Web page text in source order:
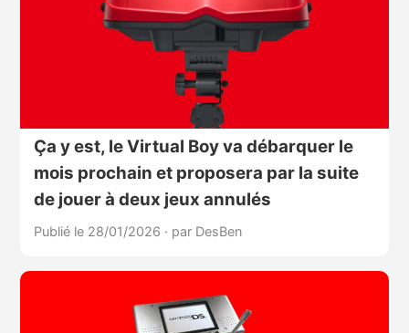
Ça y est, le Virtual Boy va débarquer le
mois prochain et proposera par la suite
de jouer à deux jeux annulés
Publié le 28/01/2026 · par DesBen